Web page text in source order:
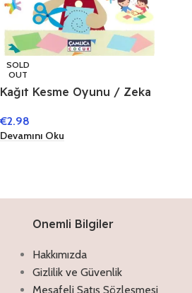
SOLD
OUT
Kağıt Kesme Oyunu / Zeka
€2.98
Devamını Oku
Onemli Bilgiler
Hakkımızda
Gizlilik ve Güvenlik
Mesafeli Satış Sözleşmesi